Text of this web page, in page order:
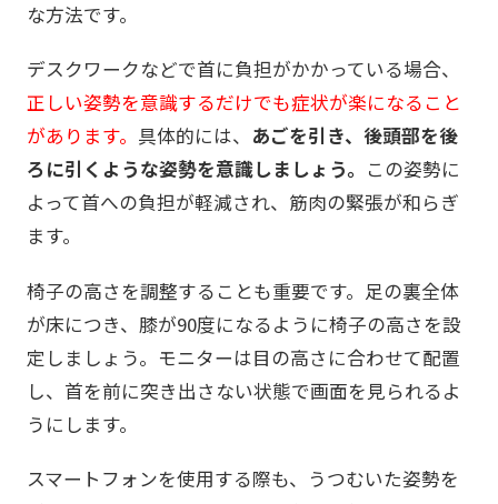
な方法です。
デスクワークなどで首に負担がかかっている場合、
正しい姿勢を意識するだけでも症状が楽になること
があります。 具体的には、 あごを引き、後頭部を後
ろに引くような姿勢を意識しましょう。 この姿勢に
よって首への負担が軽減され、筋肉の緊張が和らぎ
ます。
椅子の高さを調整することも重要です。足の裏全体
が床につき、膝が90度になるように椅子の高さを設
定しましょう。モニターは目の高さに合わせて配置
し、首を前に突き出さない状態で画面を見られるよ
うにします。
スマートフォンを使用する際も、うつむいた姿勢を